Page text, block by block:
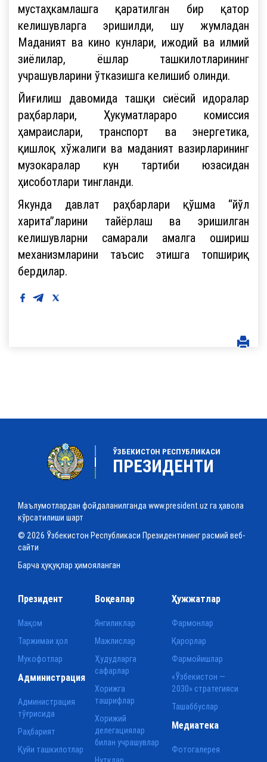
мустаҳкамлашга қаратилган бир қатор
келишувларга эришилди, шу жумладан
Маданият ва кино кунлари, ижодий ва илмий
зиёлилар, ёшлар ташкилотларининг
учрашувларини ўтказишга келишиб олинди.
Йиғилиш давомида ташқи сиёсий идоралар
раҳбарлари, Ҳукуматлараро комиссия
ҳамраислари, транспорт ва энергетика,
қишлоқ хўжалиги ва маданият вазирларининг
музокаралар кун тартиби юзасидан
ҳисоботлари тингланди.
Якунда давлат раҳбарлари қўшма “йўл
харита”ларини тайёрлаш ва эришилган
келишувларни самарали амалга ошириш
механизмларини таъсис этишга топшириқ
бердилар.
ЎЗБЕКИСТОН РЕСПУБЛИКАСИ
ПРЕЗИДЕНТИ
Маълумотлардан фойдаланилганда www.president.uz га ҳавола
кўрсатилиши шарт
© 2026 Ўзбекистон Республикаси Президентининг расмий веб-
сайти
Барча ҳуқуқлар ҳимояланган
Президент
Мақом
Таржимаи ҳол
Мукофотлар
Воқеалар
Янгиликлар
Мажлислар
Ҳудудларга
сафарлар
Хорижга
ташрифлар
Хорижий
делегациялар
билан учрашувлар
Ҳужжатлар
Фармонлар
Қарорлар
Фармойишлар
«Ўзбекистон —
2030» стратегияси
Ташаббуслар
Администрация
Администрация
тўғрисида
Раҳбарият
Қуйи ташкилотлар
Медиатека
Фотогалерея